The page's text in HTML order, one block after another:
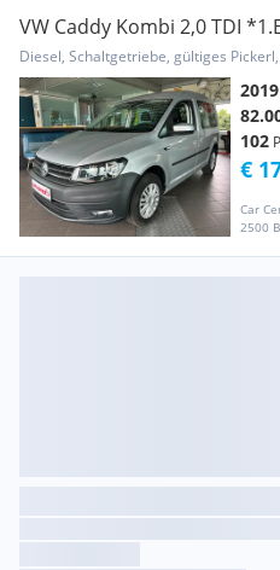
VW Caddy Kombi 2,0 TDI
Diesel, Schaltgetriebe, gültiges
2019
102
Car
2500
€